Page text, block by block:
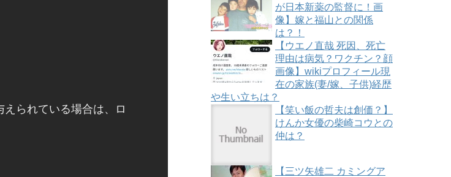
が日本新薬の監督に！画
像】嫁と福山との関係
は？！
【ウエノ直哉 死因、死亡
理由は病気？ワクチン？顔
画像】wikiプロフィール現
在の家族(妻/嫁、子供)経歴
や生い立ちは？
【笑い飯の哲夫は創価？】
けんか女優の柴崎コウとの
仲は？
【三ツ矢雄二 カミングア